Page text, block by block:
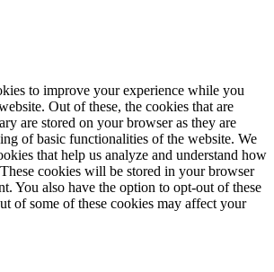
to improve your experience while you
Out of these, the cookies that are
are stored on your browser as they are
of basic functionalities of the website. We
that help us analyze and understand how
cookies will be stored in your browser
You also have the option to opt-out of these
of some of these cookies may affect your